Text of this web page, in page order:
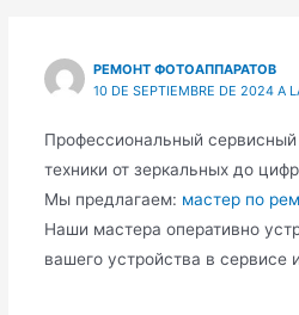
РЕМОНТ ФОТОАППАРАТОВ
10 DE SEPTIEMBRE DE 2024 A
Профессиональный
техники от зеркальных до
Мы предлагаем: мастер по
Наши мастера оперативно
вашего устройства в